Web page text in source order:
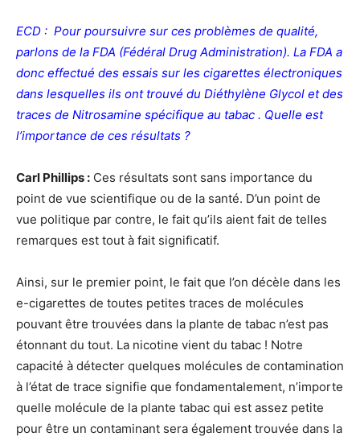
ECD : Pour poursuivre sur ces problèmes de qualité,
parlons de la FDA (Fédéral Drug Administration). La FDA a
donc effectué des essais sur les cigarettes électroniques
dans lesquelles ils ont trouvé du Diéthylène Glycol et des
traces de Nitrosamine spécifique au tabac . Quelle est
l’importance de ces résultats ?
Carl Phillips : Ces résultats sont sans importance du
point de vue scientifique ou de la santé. D’un point de
vue politique par contre, le fait qu’ils aient fait de telles
remarques est tout à fait significatif.
Ainsi, sur le premier point, le fait que l’on décèle dans les
e-cigarettes de toutes petites traces de molécules
pouvant être trouvées dans la plante de tabac n’est pas
étonnant du tout. La nicotine vient du tabac ! Notre
capacité à détecter quelques molécules de contamination
à l’état de trace signifie que fondamentalement, n’importe
quelle molécule de la plante tabac qui est assez petite
pour être un contaminant sera également trouvée dans la